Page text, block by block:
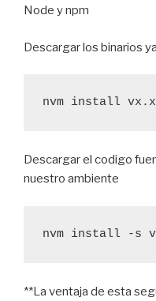
Node y npm
Descargar los binarios
nvm install
Descargar el codigo
nuestro ambiente
nvm install -s
**La ventaja de esta